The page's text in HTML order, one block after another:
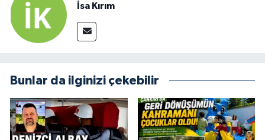
İsa Kırım
Bunlar da ilginizi çekebilir